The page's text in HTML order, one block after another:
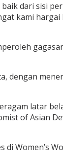
dari sisi
kami
dengan
latar
of Asian
Women’s